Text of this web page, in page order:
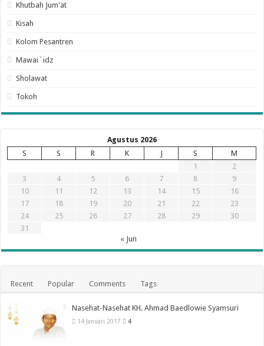
Khutbah Jum'at
Kisah
Kolom Pesantren
Mawai`idz
Sholawat
Tokoh
Agustus 2026
S
S R K J S
M
1
2
3
4 5 6 7 8
9
10
11 12 13 14 15
16
17
18 19 20 21 22
23
24
25 26 27 28 29
30
31
« Jun
Recent Popular Comments Tags
Nasehat-Nasehat KH. Ahmad Baedlowie Syamsuri
14 Januari 2017 4